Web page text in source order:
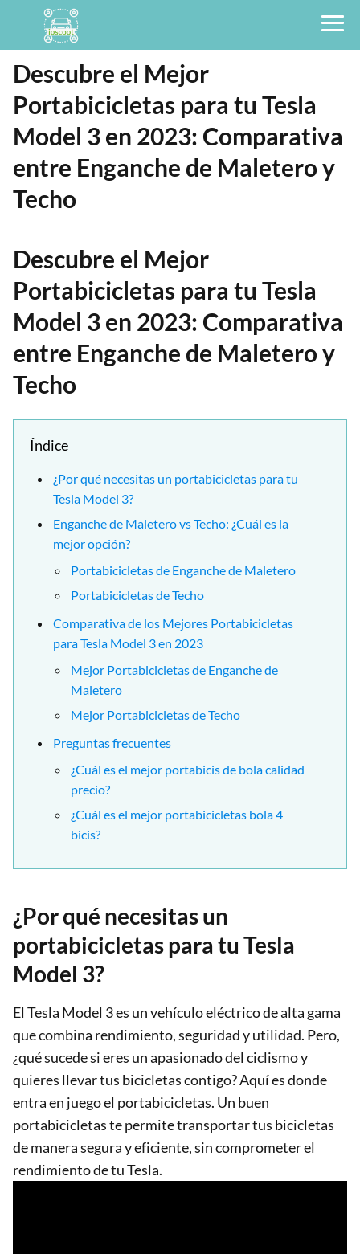
Descubre el Mejor
Portabicicletas para tu Tesla
Model 3 en 2023: Comparativa
entre Enganche de Maletero y
Techo
Descubre el Mejor
Portabicicletas para tu Tesla
Model 3 en 2023: Comparativa
entre Enganche de Maletero y
Techo
Índice
¿Por qué necesitas un portabicicletas para tu
Tesla Model 3?
Enganche de Maletero vs Techo: ¿Cuál es la
mejor opción?
Portabicicletas de Enganche de Maletero
Portabicicletas de Techo
Comparativa de los Mejores Portabicicletas
para Tesla Model 3 en 2023
Mejor Portabicicletas de Enganche de
Maletero
Mejor Portabicicletas de Techo
Preguntas frecuentes
¿Cuál es el mejor portabicis de bola calidad
precio?
¿Cuál es el mejor portabicicletas bola 4
bicis?
¿Por qué necesitas un
portabicicletas para tu Tesla
Model 3?
El Tesla Model 3 es un vehículo eléctrico de alta gama
que combina rendimiento, seguridad y utilidad. Pero,
¿qué sucede si eres un apasionado del ciclismo y
quieres llevar tus bicicletas contigo? Aquí es donde
entra en juego el portabicicletas. Un buen
portabicicletas te permite transportar tus bicicletas
de manera segura y eficiente, sin comprometer el
rendimiento de tu Tesla.